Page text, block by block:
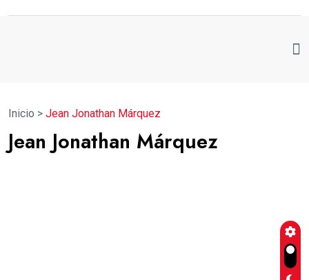
Inicio > Jean Jonathan Márquez
Jean Jonathan Márquez